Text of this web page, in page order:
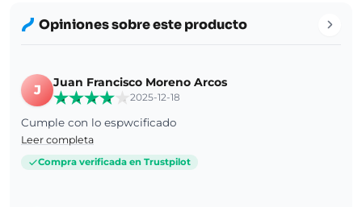
Opiniones sobre este producto
J
Juan Francisco Moreno Arcos
2025-12-18
Cumple con lo espwcificado
Leer completa
Compra verificada en Trustpilot